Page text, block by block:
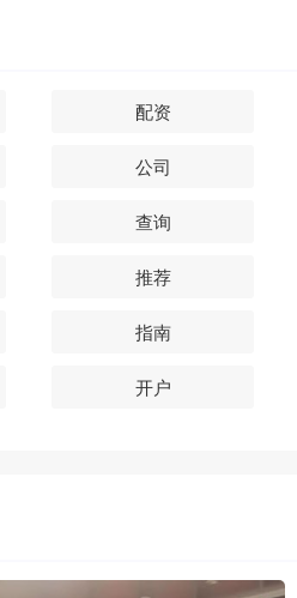
配资
公司
查询
推荐
指南
开户